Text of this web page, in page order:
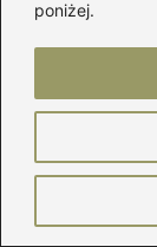
poniżej.
Powiązane
Idealne
Jak